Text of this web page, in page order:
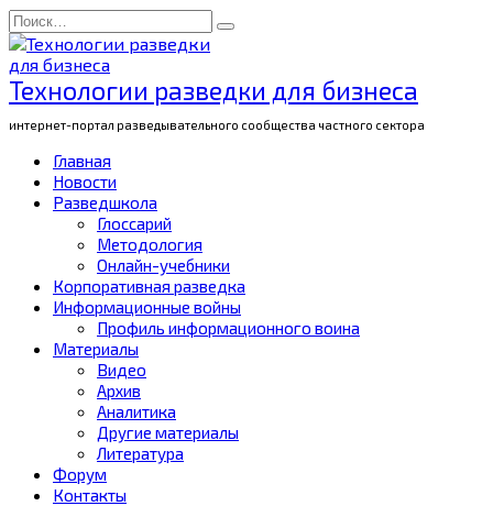
Перейти
к
содержанию
Search
for:
Технологии разведки для бизнеса
интернет-портал разведывательного сообщества частного сектора
Главная
Новости
Разведшкола
Глоссарий
Методология
Онлайн-учебники
Корпоративная разведка
Информационные войны
Профиль информационного воина
Материалы
Видео
Архив
Аналитика
Другие материалы
Литература
Форум
Контакты